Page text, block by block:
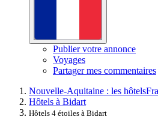
Publier votre annonce
Voyages
Partager mes commentaires
Nouvelle-Aquitaine : les hôtels
Hôtels à Bidart
Hôtels 4 étoiles à Bidart